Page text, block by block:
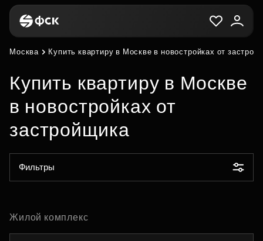
Москва Купить квартиру в Москве в новостройках от
Купить квартиру в Москве
в новостройках от
застройщика
Фильтры
Жилой комплекс